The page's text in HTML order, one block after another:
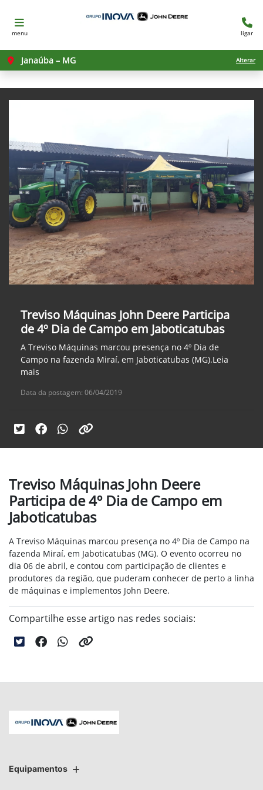
menu ligar
Janaúba – MG Alterar
Treviso Máquinas John Deere Participa
de 4º Dia de Campo em Jaboticatubas
A Treviso Máquinas marcou presença no 4º Dia de
Campo na fazenda Miraí, em Jaboticatubas (MG).Leia
mais
Data da postagem: 06/04/2019
Treviso Máquinas John Deere
Participa de 4º Dia de Campo em
Jaboticatubas
A Treviso Máquinas marcou presença no 4º Dia de Campo na
fazenda Miraí, em Jaboticatubas (MG). O evento ocorreu no
dia 06 de abril, e contou com participação de clientes e
produtores da região, que puderam conhecer de perto a linha
de máquinas e implementos John Deere.
Compartilhe esse artigo nas redes sociais:
Equipamentos